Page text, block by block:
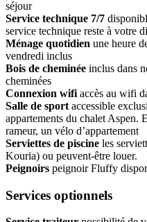
séjour
Service technique 7/7
service technique reste à votre
Ménage quotidien une heure
vendredi inclus
Bois de cheminée inclus dans
cheminées
Connexion wifi accès au wifi
Salle de sport accessible
appartements du chalet Aspen.
rameur, un vélo d’appartement
Serviettes de piscine les
Kouria) ou peuvent-être louer.
Peignoirs peignoir Fluffy
Services optionnels